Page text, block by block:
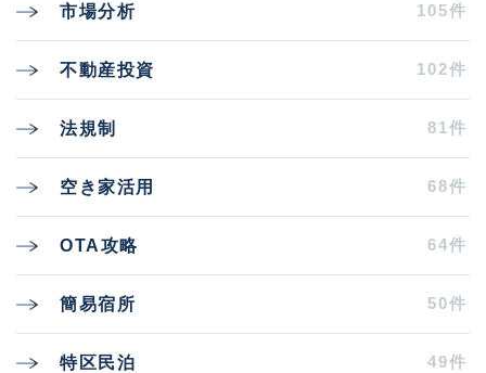
市場分析 105件
不動産投資 102件
法規制 81件
空き家活用 68件
OTA攻略 64件
簡易宿所 50件
特区民泊 49件